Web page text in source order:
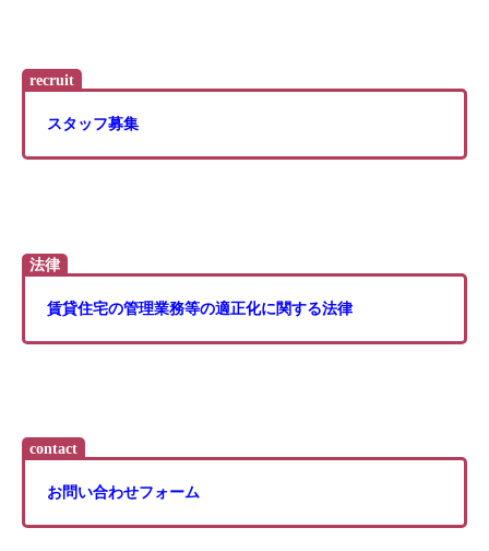
recruit
スタッフ募集
法律
賃貸住宅の管理業務等の適正化に関する法律
contact
お問い合わせフォーム